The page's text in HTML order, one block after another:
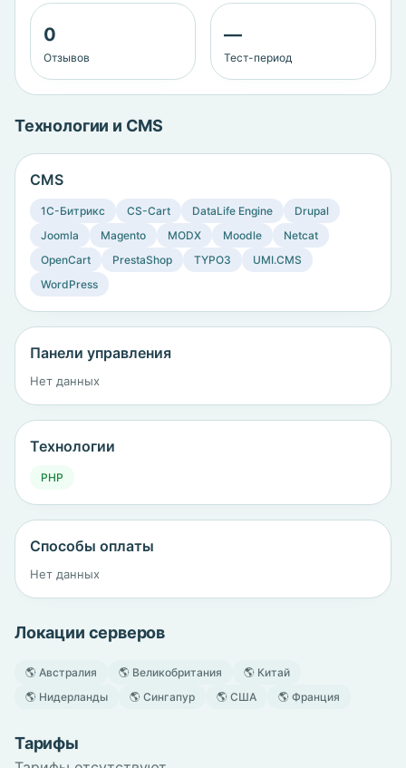
0
Отзывов
—
Тест-период
Технологии и CMS
CMS
1C-Битрикс CS-Cart DataLife Engine
Drupal
Joomla
Magento MODX Moodle
Netcat
OpenCart
PrestaShop TYPO3
UMI.CMS
WordPress
Панели управления
Нет данных
Технологии
PHP
Способы оплаты
Нет данных
Локации серверов
🌎 Австралия 🌎 Великобритания
🌎 Китай
🌎 Нидерланды
🌎 Сингапур 🌎 США 🌎 Франция
Тарифы